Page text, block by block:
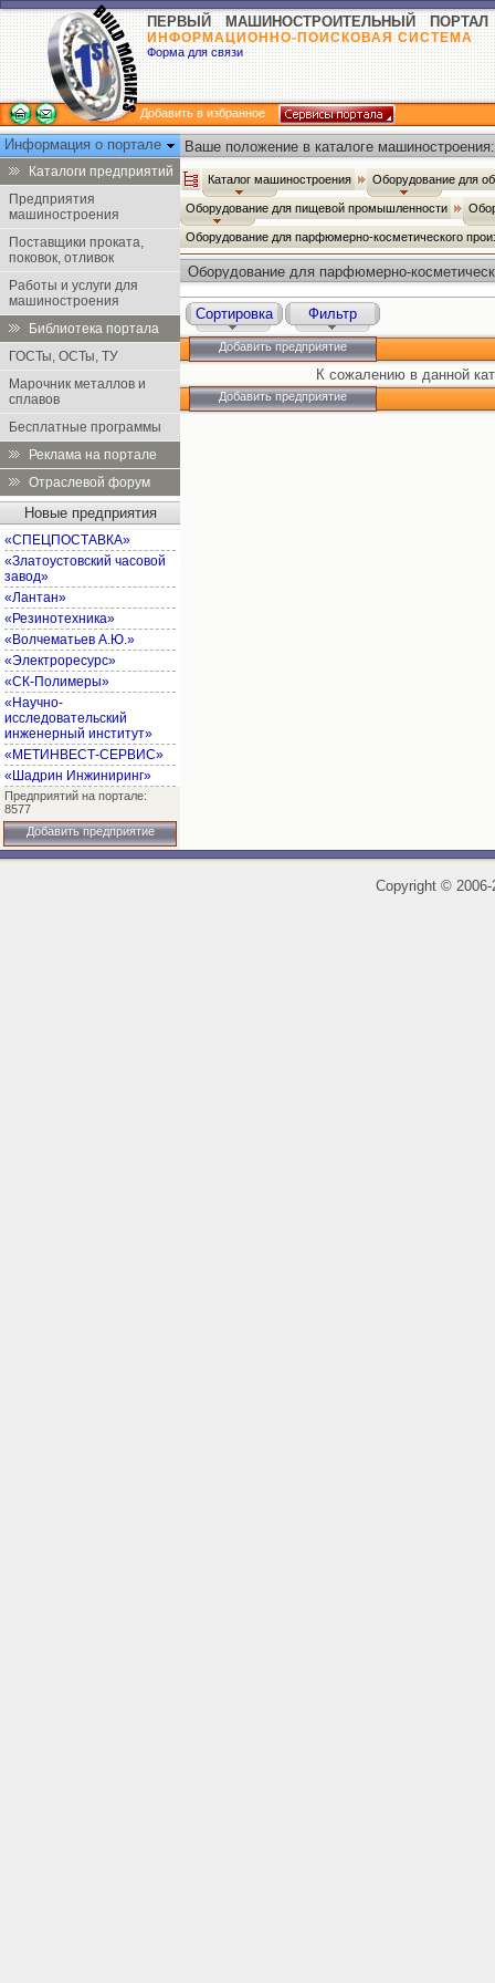
ПЕРВЫЙ МАШИНОСТРОИТЕЛЬНЫЙ ПОРТАЛ
ИНФОРМАЦИОННО-ПОИСКОВАЯ СИСТЕМА
Форма для связи
Добавить в избранное
Информация о портале
Каталоги предприятий
Предприятия
машиностроения
Поставщики проката,
поковок, отливок
Работы и услуги для
машиностроения
Библиотека портала
ГОСТы, ОСТы, ТУ
Марочник металлов и
сплавов
Бесплатные программы
Реклама на портале
Отраслевой форум
Новые предприятия
«СПЕЦПОСТАВКА»
«Златоустовский часовой
завод»
«Лантан»
«Резинотехника»
«Волчематьев А.Ю.»
«Электроресурс»
«СК-Полимеры»
«Научно-
исследовательский
инженерный институт»
«МЕТИНВЕСТ-СЕРВИС»
«Шадрин Инжиниринг»
Предприятий на портале:
8577
Добавить предприятие
Ваше положение в каталоге машиностроения:
Каталог машиностроения Оборудование для
Оборудование для пищевой промышленности
Оборудование для парфюмерно-косметического
Оборудование для парфюмерно-
Сортировка Фильтр
Добавить предприятие
К сожалению в данной
Добавить предприятие
Copyright ©